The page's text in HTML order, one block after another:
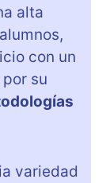
alta
con un
su
variedad